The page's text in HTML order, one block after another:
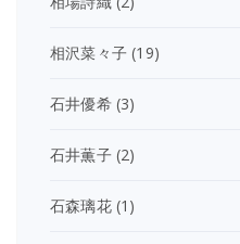
相沢菜々子 (19)
石井優希(3)
石井薫子(2)
石森璃花(1)